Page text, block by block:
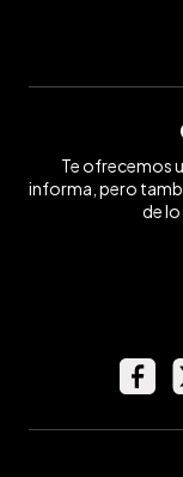
Te ofrecemos
informa, pero
de lo